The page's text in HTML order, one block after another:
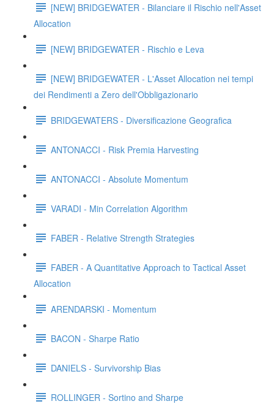
[NEW] BRIDGEWATER - Bilanciare il Rischio nell'Asset
Allocation
[NEW] BRIDGEWATER - Rischio e Leva
[NEW] BRIDGEWATER - L'Asset Allocation nei tempi
dei Rendimenti a Zero dell'Obbligazionario
BRIDGEWATERS - Diversificazione Geografica
ANTONACCI - Risk Premia Harvesting
ANTONACCI - Absolute Momentum
VARADI - Min Correlation Algorithm
FABER - Relative Strength Strategies
FABER - A Quantitative Approach to Tactical Asset
Allocation
ARENDARSKI - Momentum
BACON - Sharpe Ratio
DANIELS - Survivorship Bias
ROLLINGER - Sortino and Sharpe